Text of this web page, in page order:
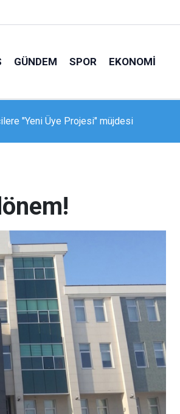
GÜNDEM SPOR EKONOMI
"Yeni Üye Projesi" müjdesi